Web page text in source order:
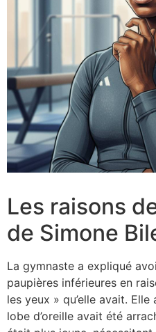
Les raisons
de Simone
La gymnaste a expliqué
paupières inférieures en
les yeux » qu’elle avait.
lobe d’oreille avait été